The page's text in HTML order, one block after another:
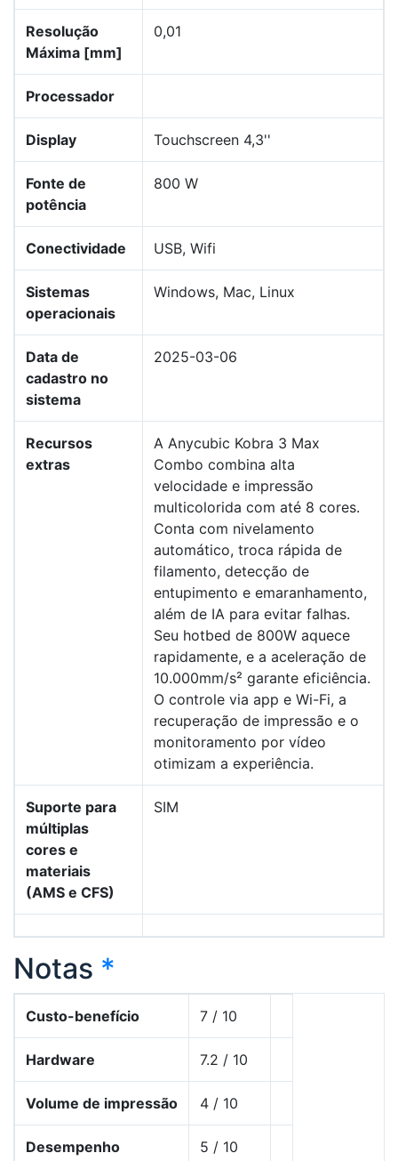
Resolução
Máxima [mm]
0,01
Processador
Display Touchscreen 4,3''
Fonte de
potência
800 W
Conectividade USB, Wifi
Sistemas
operacionais
Windows, Mac, Linux
Data de
cadastro no
sistema
2025-03-06
Recursos
extras
A Anycubic Kobra 3 Max
Combo combina alta
velocidade e impressão
multicolorida com até 8 cores.
Conta com nivelamento
automático, troca rápida de
filamento, detecção de
entupimento e emaranhamento,
além de IA para evitar falhas.
Seu hotbed de 800W aquece
rapidamente, e a aceleração de
10.000mm/s² garante eficiência.
O controle via app e Wi-Fi, a
recuperação de impressão e o
monitoramento por vídeo
otimizam a experiência.
Suporte para
múltiplas
cores e
materiais
(AMS e CFS)
SIM
Notas *
Custo-benefício 7 / 10
Hardware 7.2 / 10
Volume de impressão 4 / 10
Desempenho 5 / 10